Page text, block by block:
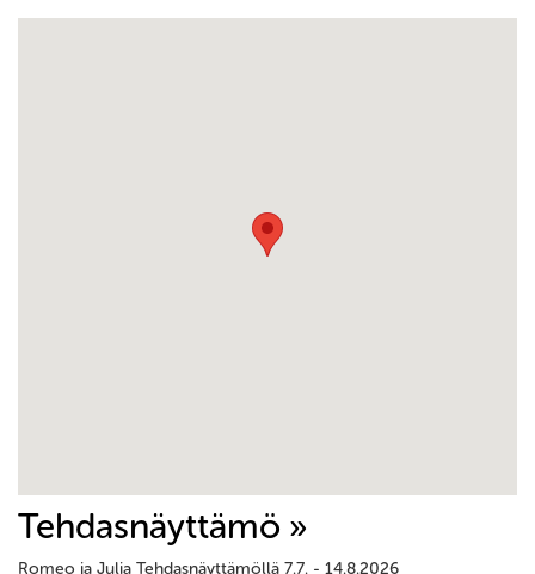
Tehdasnäyttämö »
Romeo ja Julia Tehdasnäyttämöllä 7.7. - 14.8.2026